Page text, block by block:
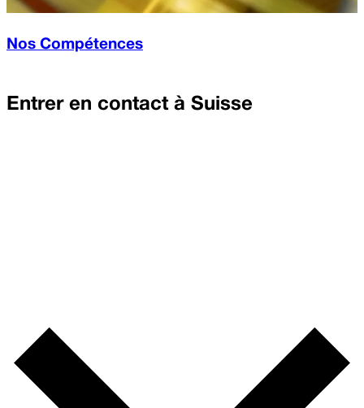
Nos Compétences
Entrer en contact à Suisse